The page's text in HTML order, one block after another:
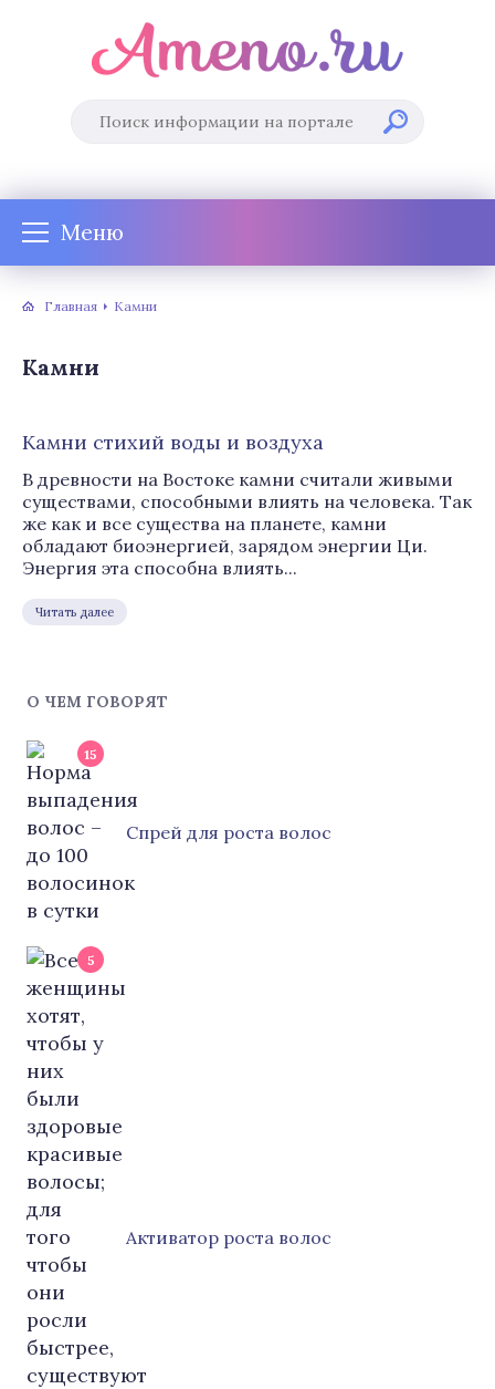
Меню
Главная Камни
Камни
Камни стихий воды и воздуха
В древности на Востоке камни считали живыми
существами, способными влиять на человека. Так
же как и все существа на планете, камни
обладают биоэнергией, зарядом энергии Ци.
Энергия эта способна влиять...
Читать далее
О ЧЕМ ГОВОРЯТ
15
Cпрей для роста волос
5
Активатор роста волос